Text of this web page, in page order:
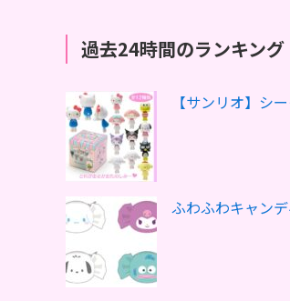
過去24時間のランキング
【サンリオ】シ
ふわふわキャン